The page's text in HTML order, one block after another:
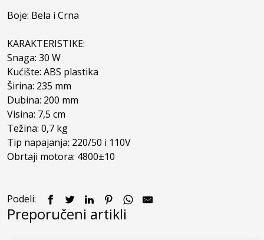
Boje: Bela i Crna
KARAKTERISTIKE:
Snaga: 30 W
Kućište: ABS plastika
Širina: 235 mm
Dubina: 200 mm
Visina: 7,5 cm
Težina: 0,7 kg
Tip napajanja: 220/50 i 110V
Obrtaji motora: 4800±10
Podeli:
Preporučeni artikli